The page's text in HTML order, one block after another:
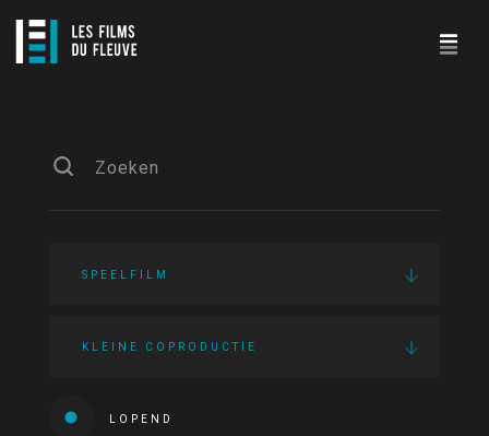
SPEELFILM
KLEINE COPRODUCTIE
LOPEND